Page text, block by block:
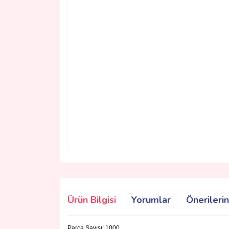
Ürün Bilgisi Yorumlar